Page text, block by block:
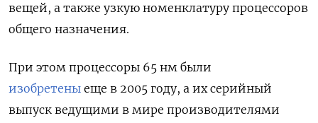
вещей, а также узкую номенклатуру процессоров
общего назначения.
При этом процессоры 65 нм были
изобретены еще в 2005 году, а их серийный
выпуск ведущими в мире производителями